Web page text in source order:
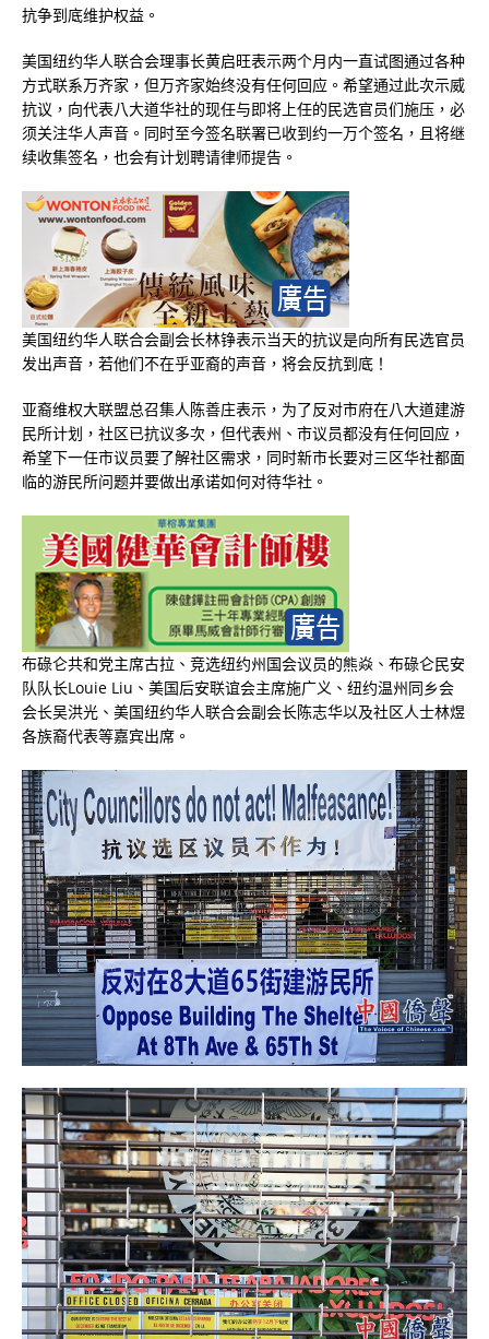
抗争到底维护权益。
美国纽约华人联合会理事长黄启旺表示两个月内一直试图通过各种
方式联系万齐家，但万齐家始终没有任何回应。希望通过此次示威
抗议，向代表八大道华社的现任与即将上任的民选官员们施压，必
须关注华人声音。同时至今签名联署已收到约一万个签名，且将继
续收集签名，也会有计划聘请律师提告。
美国纽约华人联合会副会长林铮表示当天的抗议是向所有民选官员
发出声音，若他们不在乎亚裔的声音，将会反抗到底！
亚裔维权大联盟总召集人陈善庄表示，为了反对市府在八大道建游
民所计划，社区已抗议多次，但代表州、市议员都没有任何回应，
希望下一任市议员要了解社区需求，同时新市长要对三区华社都面
临的游民所问题并要做出承诺如何对待华社。
布碌仑共和党主席古拉、竞选纽约州国会议员的熊焱、布碌仑民安
队队长Louie Liu 、美国后安联谊会主席施广义、纽约温州同乡会
会长吴洪光、美国纽约华人联合会副会长陈志华以及社区人士林煜
各族裔代表等嘉宾出席。